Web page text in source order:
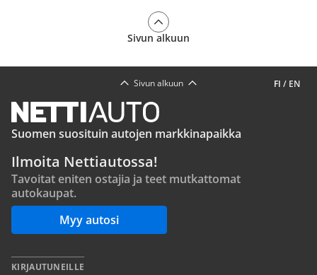
Sivun alkuun
FI / EN
Sivun alkuun
Suomen suosituin autojen markkinapaikka
Ilmoita Nettiautossa!
Tavoitat eniten ostajia ja teet mutkattomat
autokaupat.
Myy autosi
KIRJAUTUNEILLE